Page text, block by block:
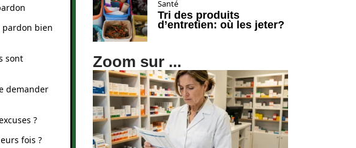
pardon bien
sont
demander
?
fois ?
Santé
Tri des produits
d’entretien: où les jeter?
Zoom sur ...